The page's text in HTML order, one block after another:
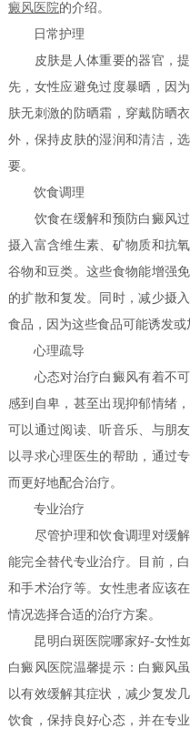
癜风医院的介绍。
日常护理
皮肤是人体重要的器官，提
先，女性应避免过度暴晒，因
肤无刺激的防晒霜，穿戴防晒
外，保持皮肤的湿润和清洁，
要。
饮食调理
饮食在缓解和预防白癜风过
摄入富含维生素、矿物质和抗
谷物和豆类。这些食物能增强
的扩散和复发。同时，减少摄
食品，因为这些食品可能诱发或
心理疏导
心态对治疗白癜风有着不可
感到自卑，甚至出现抑郁情绪
可以通过阅读、听音乐、与朋
以寻求心理医生的帮助，通过
而更好地配合治疗。
专业治疗
尽管护理和饮食调理对缓解
能完全替代专业治疗。目前，
和手术治疗等。女性患者应该
情况选择合适的治疗方案。
昆明白斑医院哪家好-女性如
白癜风医院温馨提示：白癜风
以有效缓解其症状，减少复发
饮食，保持良好心态，并在专